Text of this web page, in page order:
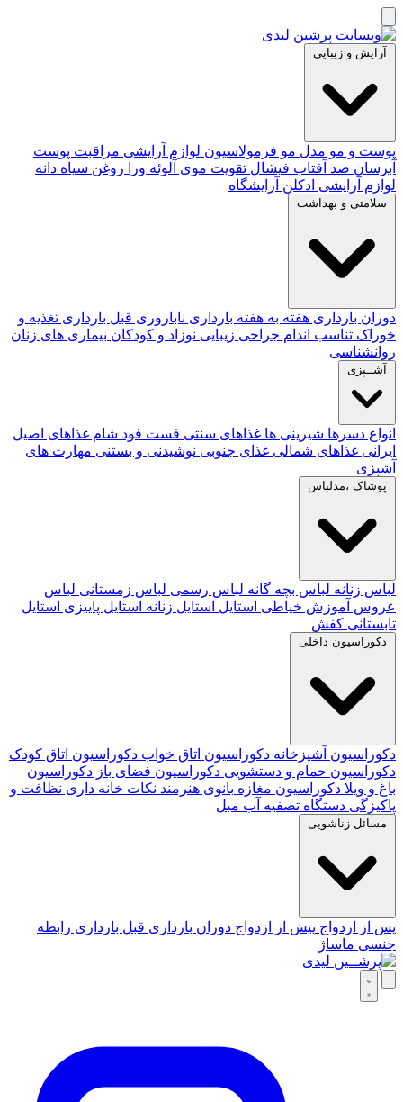
آرایش و زیبایی
پوست و مو مدل مو فرمولاسیون لوازم آرایشی مراقبت پوست
آبرسان ضد آفتاب فیشال تقویت موی آلوئه‌ ورا روغن سیاه دانه
لوازم آرایشی ادکلن آرایشگاه
سلامتی و بهداشت
دوران بارداری هفته به هفته بارداری ناباروری قبل بارداری تغذیه و
خوراک تناسب اندام جراحی زیبایی نوزاد و کودکان بیماری های زنان
روانشناسی
آشــپزی
انواع دسرها شیرینی ها غذاهای سنتی فست فود شام غذاهای اصیل
ایرانی غذاهای شمالی غذای جنوبی نوشیدنی و بستنی مهارت های
آشپزی
پوشاک ،مدلباس
لباس زنانه لباس بچه گانه لباس رسمی لباس زمستانی لباس
عروس آموزش خیاطی استایل استایل زنانه استایل پاییزی استایل
تابستانی کفش
دکوراسیون داخلی
دکوراسیون آشپزخانه دکوراسیون اتاق خواب دکوراسیون اتاق کودک
دکوراسیون حمام و دستشویی دکوراسیون فضای باز دکوراسیون
باغ و ویلا دکوراسیون مغازه بانوی هنرمند نکات خانه داری نظافت و
پاکیزگی دستگاه تصفیه آب مبل
مسائل زناشویی
پس از ازدواج پیش از ازدواج دوران بارداری قبل بارداری رابطه
جنسی ماساژ